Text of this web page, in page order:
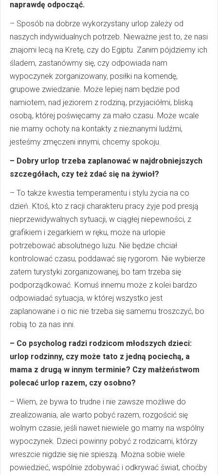
naprawdę odpocząć.
– Sposób na dobrze wykorzystany urlop zależy od
naszych indywidualnych potrzeb. Nieważne jest to, że nasi
znajomi lecą na Kretę, czy do Egiptu. Zanim pójdziemy ich
śladem, zastanówmy się, czy odpowiada nam
wypoczynek zorganizowany, posiłki na komendę,
grupowe zwiedzanie. Może lepiej nam będzie pod
namiotem, nad jeziorem z rodziną, przyjaciółmi, bliską
osobą, której poświęcamy za mało czasu. Może wcale
nie mamy ochoty na kontakty z nieznanymi ludźmi,
jesteśmy zmęczeni innymi, chcemy spokoju.
– Dobry urlop trzeba zaplanować w najdrobniejszych
szczegółach, czy też zdać się na żywioł?
– To także kwestia temperamentu i stylu życia na co
dzień. Ktoś, kto z racji charakteru pracy żyje pod presją
nieprzewidywalnych sytuacji, w ciągłej niepewności, z
grafikiem i zegarkiem w ręku, może na urlopie
potrzebować absolutnego luzu. Nie będzie chciał
kontrolować czasu, poddawać się rygorom. Nie wybierze
zatem turystyki zorganizowanej, bo tam trzeba się
podporządkować. Komuś innemu może z kolei bardzo
odpowiadać sytuacja, w której wszystko jest
zaplanowane i o nic nie trzeba się samemu troszczyć, bo
robią to za nas inni.
– Co psycholog radzi rodzicom młodszych dzieci:
urlop rodzinny, czy może tato z jedną pociechą, a
mama z drugą w innym terminie? Czy małżeństwom
polecać urlop razem, czy osobno?
– Wiem, że bywa to trudne i nie zawsze możliwe do
zrealizowania, ale warto pobyć razem, rozgościć się
wolnym czasie, jeśli nawet niewiele go mamy na wspólny
wypoczynek. Dzieci powinny pobyć z rodzicami, którzy
wreszcie nigdzie się nie spieszą. Można sobie wiele
powiedzieć, wspólnie zdobywać i odkrywać świat, choćby